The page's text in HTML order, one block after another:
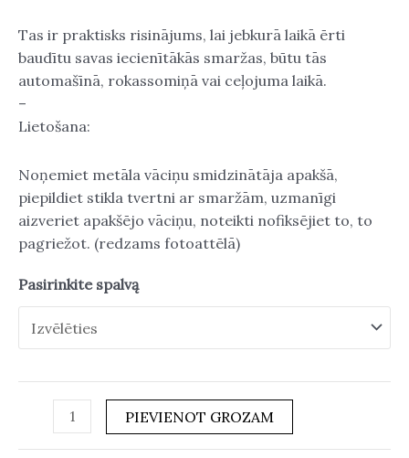
Tas ir praktisks risinājums, lai jebkurā laikā ērti
baudītu savas iecienītākās smaržas, būtu tās
automašīnā, rokassomiņā vai ceļojuma laikā.
–
Lietošana:
Noņemiet metāla vāciņu smidzinātāja apakšā,
piepildiet stikla tvertni ar smaržām, uzmanīgi
aizveriet apakšējo vāciņu, noteikti nofiksējiet to, to
pagriežot. (redzams fotoattēlā)
Pasirinkite spalvą
PIEVIENOT GROZAM